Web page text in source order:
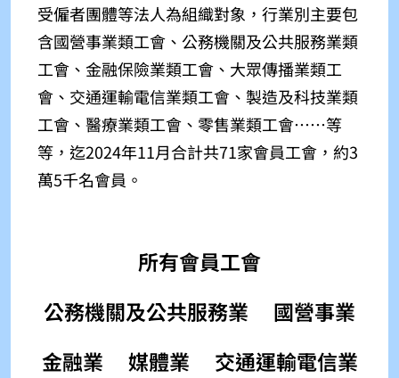
受僱者團體等法人為組織對象，行業別主要包
含國營事業類工會、公務機關及公共服務業類
工會、金融保險業類工會、大眾傳播業類工
會、交通運輸電信業類工會、製造及科技業類
工會、醫療業類工會、零售業類工會⋯⋯等
等，迄2024年11月合計共71家會員工會，約3
萬5千名會員。
所有會員工會
公務機關及公共服務業
國營事業
金融業
媒體業
交通運輸電信業